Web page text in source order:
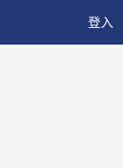
登入